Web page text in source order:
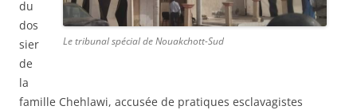
Le tribunal spécial de Nouakchott-Sud
du
dos
sier
de
la
famille Chehlawi, accusée de pratiques esclavagistes